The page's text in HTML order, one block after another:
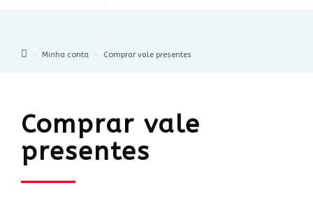
Minha conta Comprar vale presentes
Comprar vale
presentes